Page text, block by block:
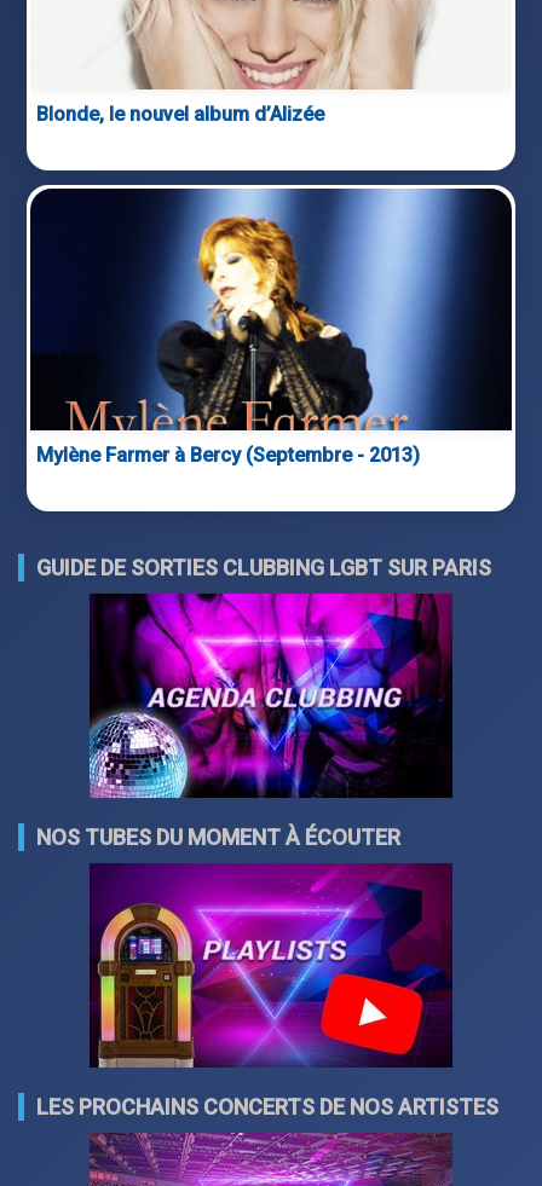
Blonde, le nouvel album d’Alizée
Mylène Farmer à Bercy (Septembre - 2013)
GUIDE DE SORTIES CLUBBING LGBT SUR PARIS
NOS TUBES DU MOMENT À ÉCOUTER
LES PROCHAINS CONCERTS DE NOS ARTISTES